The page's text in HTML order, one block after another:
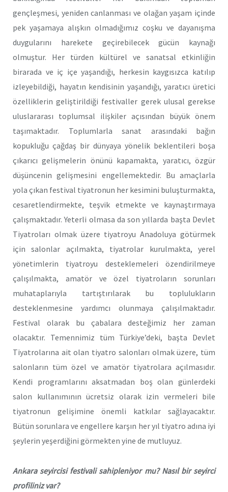
gençleşmesi, yeniden canlanması ve olağan yaşam içinde
pek yaşamaya alışkın olmadığımız coşku ve dayanışma
duygularını harekete geçirebilecek gücün kaynağı
olmuştur. Her türden kültürel ve sanatsal etkinliğin
birarada ve iç içe yaşandığı, herkesin kaygısızca katılıp
izleyebildiği, hayatın kendisinin yaşandığı, yaratıcı üretici
özelliklerin geliştirildiği festivaller gerek ulusal gerekse
uluslararası toplumsal ilişkiler açısından büyük önem
taşımaktadır. Toplumlarla sanat arasındaki bağın
kopukluğu çağdaş bir dünyaya yönelik beklentileri boşa
çıkarıcı gelişmelerin önünü kapamakta, yaratıcı, özgür
düşüncenin gelişmesini engellemektedir. Bu amaçlarla
yola çıkan festival tiyatronun her kesimini buluşturmakta,
cesaretlendirmekte, teşvik etmekte ve kaynaştırmaya
çalışmaktadır. Yeterli olmasa da son yıllarda başta Devlet
Tiyatroları olmak üzere tiyatroyu Anadoluya götürmek
için salonlar açılmakta, tiyatrolar kurulmakta, yerel
yönetimlerin tiyatroyu desteklemeleri özendirilmeye
çalışılmakta, amatör ve özel tiyatroların sorunları
muhataplarıyla tartıştırılarak bu toplulukların
desteklenmesine yardımcı olunmaya çalışılmaktadır.
Festival olarak bu çabalara desteğimiz her zaman
olacaktır. Temennimiz tüm Türkiye’deki, başta Devlet
Tiyatrolarına ait olan tiyatro salonları olmak üzere, tüm
salonların tüm özel ve amatör tiyatrolara açılmasıdır.
Kendi programlarını aksatmadan boş olan günlerdeki
salon kullanımının ücretsiz olarak izin vermeleri bile
tiyatronun gelişimine önemli katkılar sağlayacaktır.
Bütün sorunlara ve engellere karşın her yıl tiyatro adına iyi
şeylerin yeşerdiğini görmekten yine de mutluyuz.
Ankara seyircisi festivali sahipleniyor mu? Nasıl bir seyirci
profiliniz var?